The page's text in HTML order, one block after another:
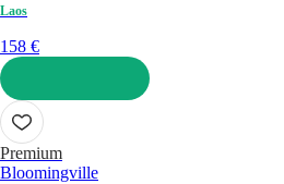
Laos
158 €
LISA OSTUKORVI
Premium
Bloomingville